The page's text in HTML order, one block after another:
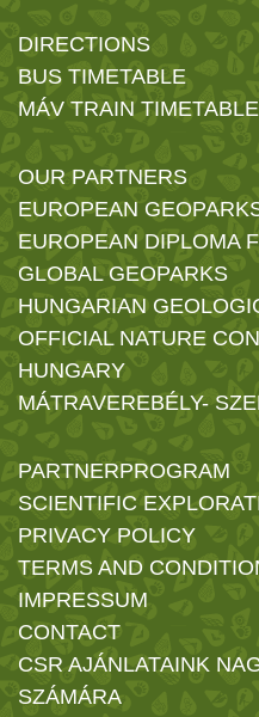
DIRECTIONS
BUS TIMETABLE
MÁV TRAIN TIMETABLE
OUR PARTNERS
EUROPEAN
EUROPEAN DIPLOMA
GLOBAL GEOPARKS
HUNGARIAN
OFFICIAL NATURE
HUNGARY
MÁTRAVEREBÉLY-
PARTNERPROGRAM
SCIENTIFIC
PRIVACY POLICY
TERMS AND
IMPRESSUM
CONTACT
CSR AJÁNLATAINK
SZÁMÁRA